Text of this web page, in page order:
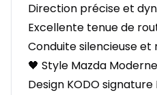
Direction précise et
Excellente tenue de
Conduite silencieuse et
🖤 Style Mazda Moderne
Design KODO signature